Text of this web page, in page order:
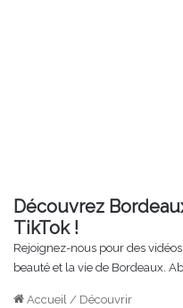
Découvrez
TikTok !
Rejoignez-nous pour des
beauté et la vie de Bordeaux.
Accueil / Découvrir